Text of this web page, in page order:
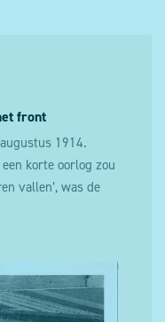
front
1914.
korte oorlog zou
vallen’, was de
strijd tegen de